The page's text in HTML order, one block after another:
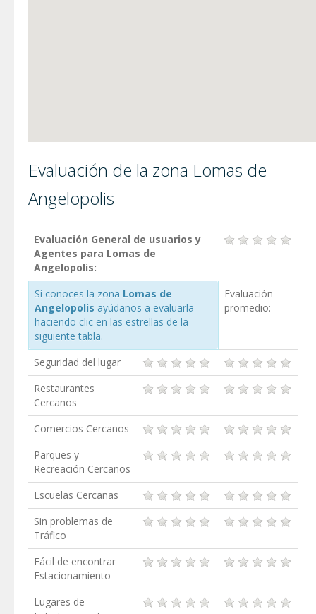
Evaluación de la zona Lomas de
Angelopolis
Evaluación General de usuarios y
Agentes para Lomas de
Angelopolis:
Si conoces la zona Lomas de
Angelopolis ayúdanos a evaluarla
haciendo clic en las estrellas de la
siguiente tabla.
Evaluación
promedio:
Seguridad del lugar
Restaurantes
Cercanos
Comercios Cercanos
Parques y
Recreación Cercanos
Escuelas Cercanas
Sin problemas de
Tráfico
Fácil de encontrar
Estacionamiento
Lugares de